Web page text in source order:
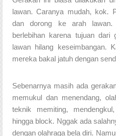
lawan. Caranya mudah, kok.
dan dorong ke arah lawan.
berlebihan karena tujuan dari
lawan hilang keseimbangan.
mereka bakal jatuh dengan
Sebenarnya masih ada
memukul dan menendang,
teknik memiting,
hingga block. Nggak ada
dengan olahraga bela diri.